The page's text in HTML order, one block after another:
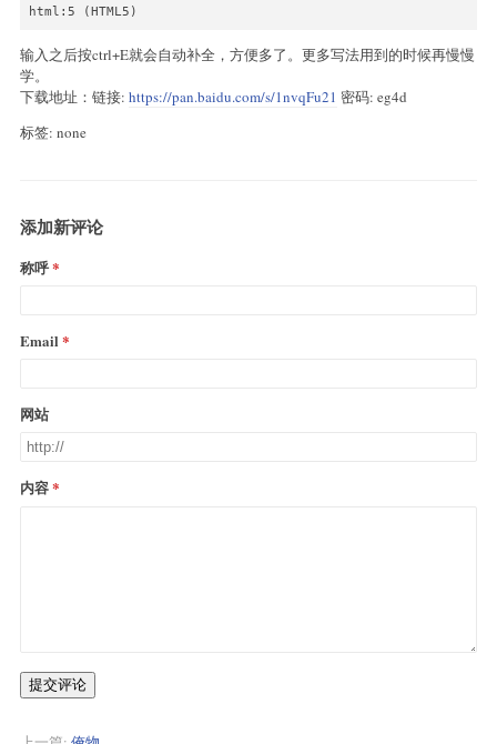
输入之后按ctrl+E就会自动补全，方便多了。更多写法用到的时候再慢慢
学。
下载地址：链接: https://pan.baidu.com/s/1nvqFu21 密码: eg4d
标签: none
添加新评论
称呼
Email
网站
内容
提交评论